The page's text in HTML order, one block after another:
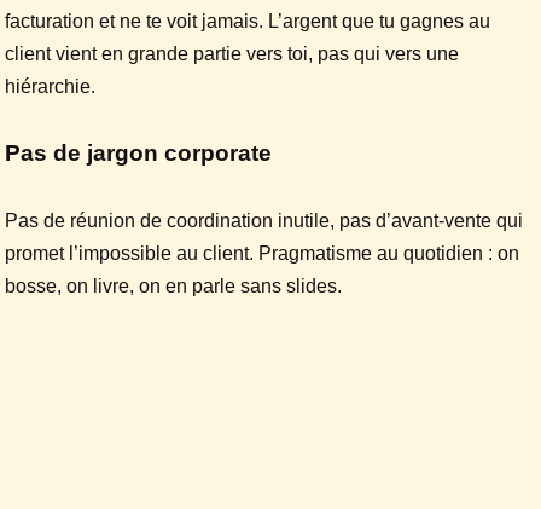
facturation et ne te voit jamais. L’argent que tu gagnes au
client vient en grande partie vers toi, pas qui vers une
hiérarchie.
Pas de jargon corporate
Pas de réunion de coordination inutile, pas d’avant-vente qui
promet l’impossible au client. Pragmatisme au quotidien : on
bosse, on livre, on en parle sans slides.